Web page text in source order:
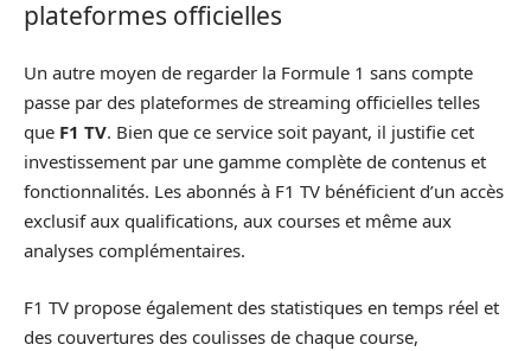
plateformes officielles
Un autre moyen de regarder la Formule 1 sans compte
passe par des plateformes de streaming officielles telles
que F1 TV. Bien que ce service soit payant, il justifie cet
investissement par une gamme complète de contenus et
fonctionnalités. Les abonnés à F1 TV bénéficient d’un accès
exclusif aux qualifications, aux courses et même aux
analyses complémentaires.
F1 TV propose également des statistiques en temps réel et
des couvertures des coulisses de chaque course,